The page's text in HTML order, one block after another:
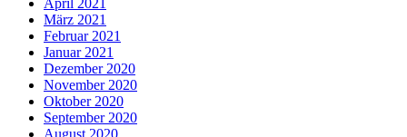
März 2021
Februar 2021
Januar 2021
Dezember 2020
November 2020
Oktober 2020
September 2020
August 2020